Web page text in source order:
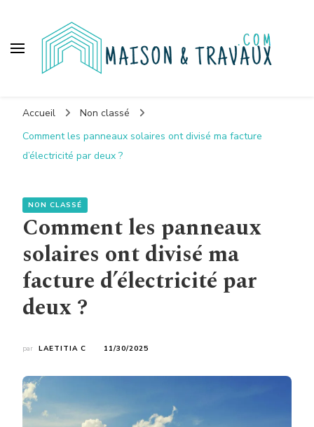
Accueil
Non classé
Comment les panneaux solaires ont divisé ma facture
d’électricité par deux ?
NON CLASSÉ
Comment les panneaux
solaires ont divisé ma
facture d’électricité par
deux ?
par LAETITIA C 11/30/2025